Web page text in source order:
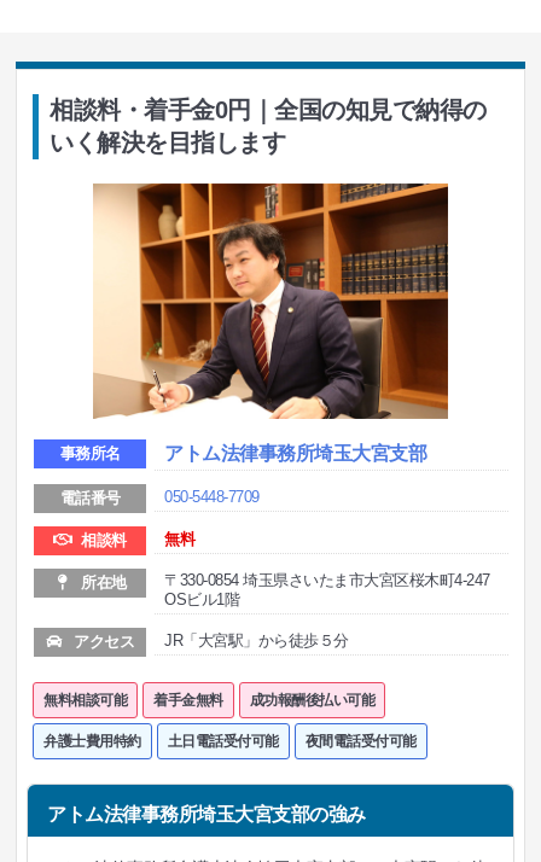
相談料・着手金0円｜全国の知見で納得の
いく解決を目指します
事務所名 アトム法律事務所埼玉大宮支部
電話番号 050-5448-7709
相談料 無料
所在地
〒330-0854 埼玉県さいたま市大宮区桜木町4-247
OSビル1階
アクセス JR「大宮駅」から徒歩５分
無料相談可能 着手金無料 成功報酬後払い可能
弁護士費用特約 土日電話受付可能 夜間電話受付可能
アトム法律事務所埼玉大宮支部の強み